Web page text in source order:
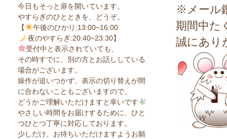
※メール
期間中た
誠にあり
今日もそっと扉を開いています。
やすらぎのひとときを、どうぞ。
【
午後のひかり:13:00~16:00
夜のやすらぎ:20:40~23:30】
受付中と表示されていても、
その時すでに、別の方とお話ししている
場合がございます。
操作が追いつかず、表示の切り替えが間
に合わないこともございますので、
どうかご理解いただけますと幸いです
やさしい時間をお届けするために、ひと
つひとつ丁寧に対応しております。
少しだけ、お待ちいただけますようお願